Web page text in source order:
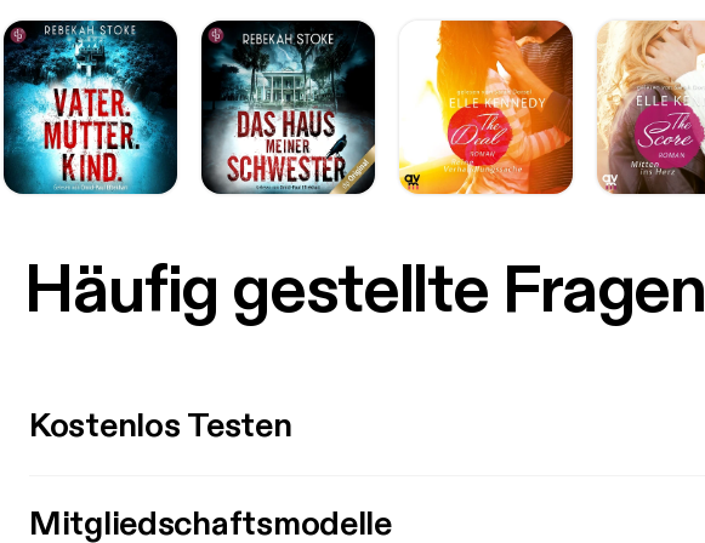
Häufig gestellte Fragen
Kostenlos Testen
Mitgliedschaftsmodelle